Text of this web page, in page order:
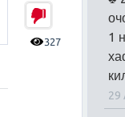
327
1
29